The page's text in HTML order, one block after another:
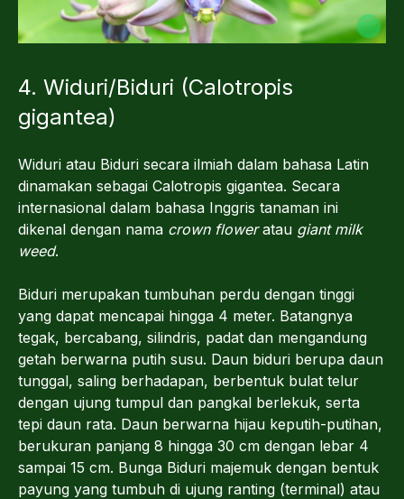
4. Widuri/Biduri (Calotropis
gigantea)
Widuri atau Biduri secara ilmiah dalam bahasa Latin
dinamakan sebagai Calotropis gigantea. Secara
internasional dalam bahasa Inggris tanaman ini
dikenal dengan nama crown floweratau giant milk
weed.
Biduri merupakan tumbuhan perdu dengan tinggi
yang dapat mencapai hingga 4 meter. Batangnya
tegak, bercabang, silindris, padat dan mengandung
getah berwarna putih susu. Daun biduri berupa daun
tunggal, saling berhadapan, berbentuk bulat telur
dengan ujung tumpul dan pangkal berlekuk, serta
tepi daun rata. Daun berwarna hijau keputih-putihan,
berukuran panjang 8 hingga 30 cm dengan lebar 4
sampai 15 cm. Bunga Biduri majemuk dengan bentuk
payung yang tumbuh di ujung ranting (terminal) atau